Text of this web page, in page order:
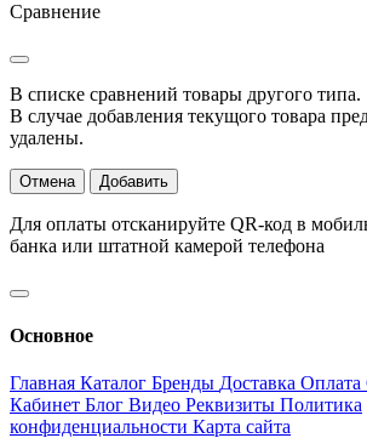
Сравнение
В списке сравнений товары другого типа.
В случае добавления текущого товара
удалены.
Отмена Добавить
Для оплаты отсканируйте QR-код в
банка или штатной камерой телефона
Основное
Главная Каталог Бренды Доставка Оплата
Кабинет Блог Видео Реквизиты Политика
конфиденциальности Карта сайта